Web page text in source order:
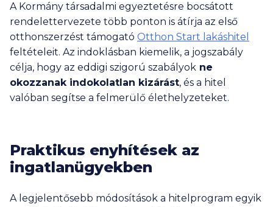
A Kormány társadalmi egyeztetésre bocsátott
rendelettervezete több ponton is átírja az első
otthonszerzést támogató Otthon Start lakáshitel
feltételeit. Az indoklásban kiemelik, a jogszabály
célja, hogy az eddigi szigorú szabályok ne
okozzanak indokolatlan kizárást, és a hitel
valóban segítse a felmerülő élethelyzeteket.
Praktikus enyhítések az
ingatlanügyekben
A legjelentősebb módosítások a hitelprogram egyik